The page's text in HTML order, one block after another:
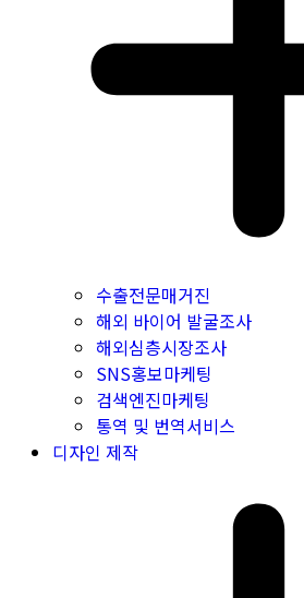
수출전문매거진
해외 바이어 발굴조사
해외심층시장조사
SNS홍보마케팅
검색엔진마케팅
통역 및 번역서비스
디자인 제작